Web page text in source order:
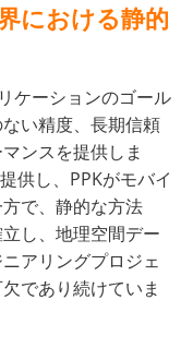
における静的
ケーションのゴール
い精度、長期信頼
ンスを提供しま
供し、PPKがモバイ
で、静的な方法
し、地理空間デー
アリングプロジェ
であり続けていま